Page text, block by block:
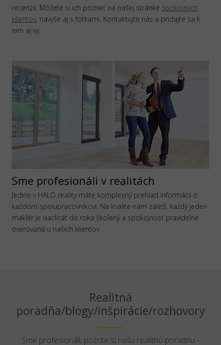
recenzií. Môžete si ich pozrieť na našej stránke spokojných
klientov, navyše aj s fotkami. Kontaktujte nás a pridajte sa k
nim aj vy.
Sme profesionáli v realitách
Jedine v HALO reality máte komplexný prehľad informácii o
každom spolupracovníkovi. Na kvalite nám záleží, každý jeden
maklér je viackrát do roka školený a spokojnosť pravidelne
overovaná u našich klientov.
Realitná
poradňa/blogy/inšpirácie/rozhovory
Sme profesionáli, pozrite si našu realitnú poradňu -